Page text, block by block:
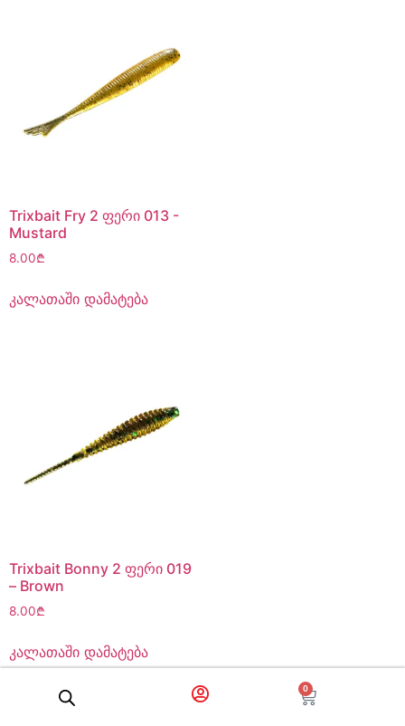
Trixbait Fry 2 ფერი 013 -
Mustard
8.00₾
კალათაში დამატება
Trixbait Bonny 2 ფერი 019
– Brown
8.00₾
კალათაში დამატება
0